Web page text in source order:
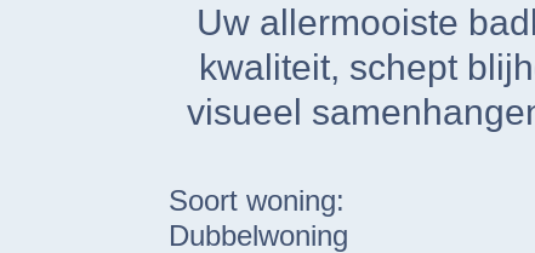
Uw allermooiste
kwaliteit, schept
visueel
Soort woning:
Dubbelwoning